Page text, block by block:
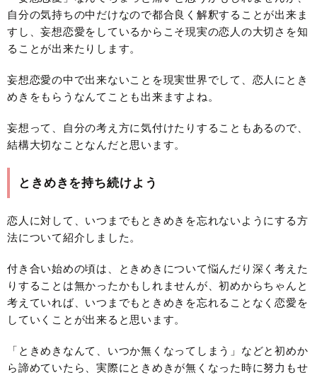
自分の気持ちの中だけなので都合良く解釈することが出来ま
すし、妄想恋愛をしているからこそ現実の恋人の大切さを知
ることが出来たりします。
妄想恋愛の中で出来ないことを現実世界でして、恋人にとき
めきをもらうなんてことも出来ますよね。
妄想って、自分の考え方に気付けたりすることもあるので、
結構大切なことなんだと思います。
ときめきを持ち続けよう
恋人に対して、いつまでもときめきを忘れないようにする方
法について紹介しました。
付き合い始めの頃は、ときめきについて悩んだり深く考えた
りすることは無かったかもしれませんが、初めからちゃんと
考えていれば、いつまでもときめきを忘れることなく恋愛を
していくことが出来ると思います。
「ときめきなんて、いつか無くなってしまう」などと初めか
ら諦めていたら、実際にときめきが無くなった時に努力もせ